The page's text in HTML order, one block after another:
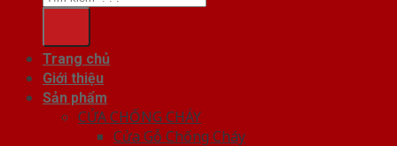
Trang chủ
Giới thiệu
Sản phẩm
CỬA CHỐNG CHÁY
Cửa Gỗ Chống Cháy